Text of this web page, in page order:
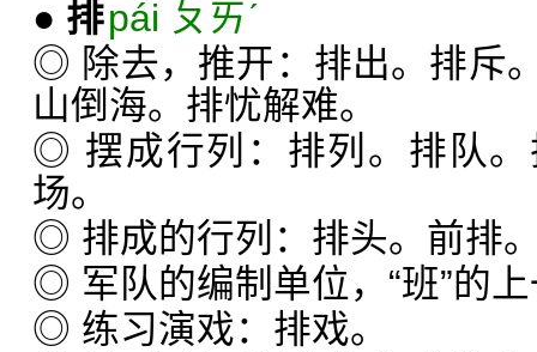
● 排pái ㄆㄞˊ
◎ 除去，推开：排出。排斥
山倒海。排忧解难。
◎ 摆成行列：排列。排队
场。
◎ 排成的行列：排头。前排
◎ 军队的编制单位，“班”的
◎ 练习演戏：排戏。